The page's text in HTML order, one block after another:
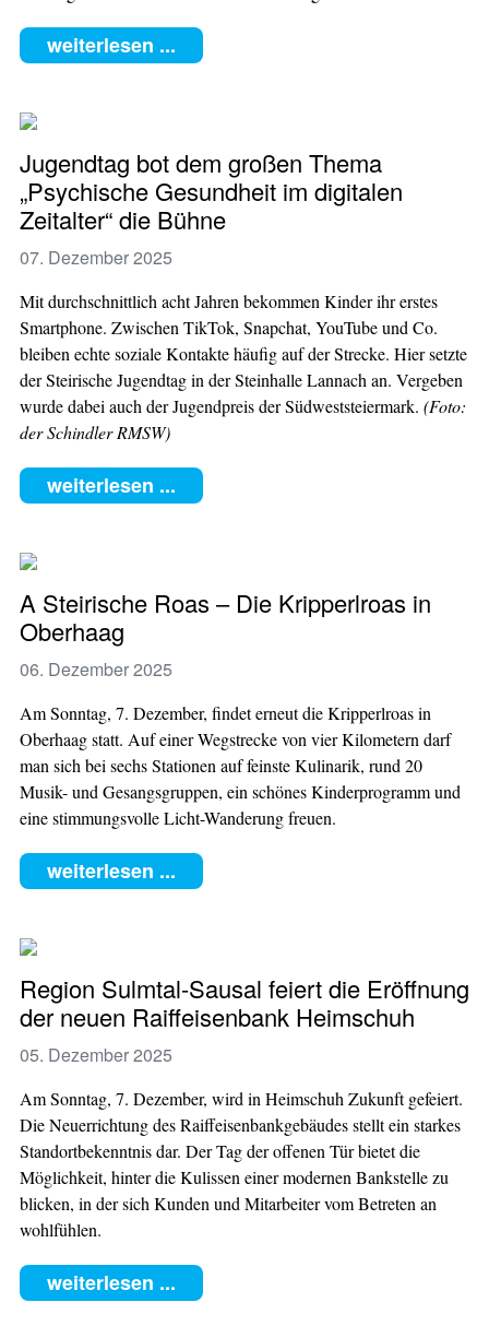
weiterlesen ...
Jugendtag bot dem großen Thema
„Psychische Gesundheit im digitalen
Zeitalter“ die Bühne
07. Dezember 2025
Mit durchschnittlich acht Jahren bekommen Kinder ihr erstes
Smartphone. Zwischen TikTok, Snapchat, YouTube und Co.
bleiben echte soziale Kontakte häufig auf der Strecke. Hier setzte
der Steirische Jugendtag in der Steinhalle Lannach an. Vergeben
wurde dabei auch der Jugendpreis der Südweststeiermark. (Foto:
der Schindler RMSW)
weiterlesen ...
A Steirische Roas – Die Kripperlroas in
Oberhaag
06. Dezember 2025
Am Sonntag, 7. Dezember, findet erneut die Kripperlroas in
Oberhaag statt. Auf einer Wegstrecke von vier Kilometern darf
man sich bei sechs Stationen auf feinste Kulinarik, rund 20
Musik- und Gesangsgruppen, ein schönes Kinderprogramm und
eine stimmungsvolle Licht-Wanderung freuen.
weiterlesen ...
Region Sulmtal-Sausal feiert die Eröffnung
der neuen Raiffeisenbank Heimschuh
05. Dezember 2025
Am Sonntag, 7. Dezember, wird in Heimschuh Zukunft gefeiert.
Die Neuerrichtung des Raiffeisenbankgebäudes stellt ein starkes
Standortbekenntnis dar. Der Tag der offenen Tür bietet die
Möglichkeit, hinter die Kulissen einer modernen Bankstelle zu
blicken, in der sich Kunden und Mitarbeiter vom Betreten an
wohlfühlen.
weiterlesen ...